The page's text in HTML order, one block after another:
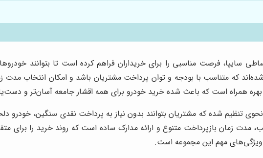
سایپا، فرصت مناسبی را برای خریداران فراهم کرده است تا بتوانند
که متناسب با بودجه و توان پرداخت مشتریان باشد و امکان انتخاب
بهره همراه است که باعث شده خرید خودرو برای همه اقشار جامعه آسان‌تر و
تنظیم شده که مشتریان بتوانند بدون نیاز به پرداخت نقدی سنگین، خودرو
زمان بازپرداخت متنوع و ارائه مدارک ساده است که روند خرید را برای
ویژگی‌های مهم این مجموعه است.